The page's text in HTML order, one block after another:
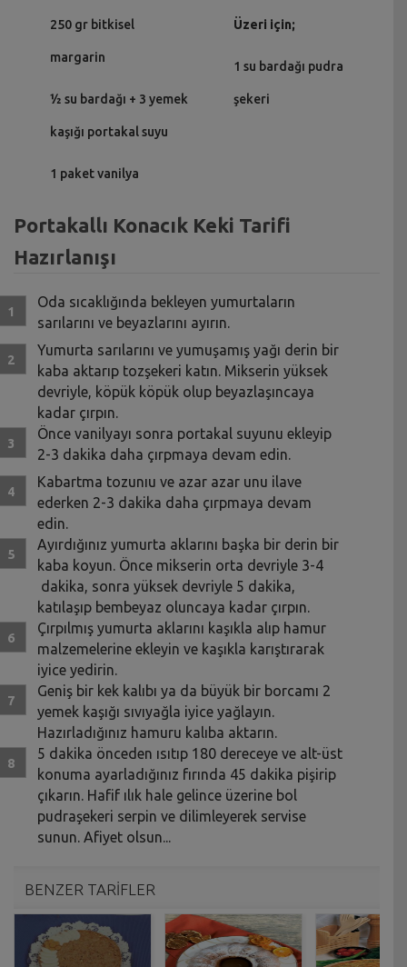
250 gr bitkisel
margarin
½ su bardağı + 3 yemek
kaşığı portakal suyu
1 paket vanilya
Üzeri için;
1 su bardağı pudra
şekeri
Portakallı Konacık Keki Tarifi
Hazırlanışı
Oda sıcaklığında bekleyen yumurtaların
sarılarını ve beyazlarını ayırın.
Yumurta sarılarını ve yumuşamış yağı derin bir
kaba aktarıp tozşekeri katın. Mikserin yüksek
devriyle, köpük köpük olup beyazlaşıncaya
kadar çırpın.
Önce vanilyayı sonra portakal suyunu ekleyip
2-3 dakika daha çırpmaya devam edin.
Kabartma tozunıu ve azar azar unu ilave
ederken 2-3 dakika daha çırpmaya devam
edin.
Ayırdığınız yumurta aklarını başka bir derin bir
kaba koyun. Önce mikserin orta devriyle 3-4
dakika, sonra yüksek devriyle 5 dakika,
katılaşıp bembeyaz oluncaya kadar çırpın.
Çırpılmış yumurta aklarını kaşıkla alıp hamur
malzemelerine ekleyin ve kaşıkla karıştırarak
iyice yedirin.
Geniş bir kek kalıbı ya da büyük bir borcamı 2
yemek kaşığı sıvıyağla iyice yağlayın.
Hazırladığınız hamuru kalıba aktarın.
5 dakika önceden ısıtıp 180 dereceye ve alt-üst
konuma ayarladığınız fırında 45 dakika pişirip
çıkarın. Hafif ılık hale gelince üzerine bol
pudraşekeri serpin ve dilimleyerek servise
sunun. Afiyet olsun...
BENZER TARİFLER